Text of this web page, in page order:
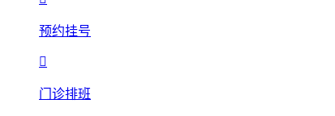
预约挂号

门诊排班